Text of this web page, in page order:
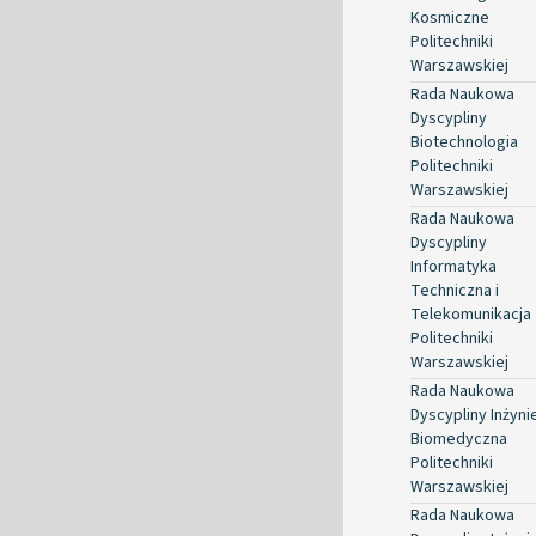
Kosmiczne
Politechniki
Warszawskiej
Rada Naukowa
Dyscypliny
Biotechnologia
Politechniki
Warszawskiej
Rada Naukowa
Dyscypliny
Informatyka
Techniczna i
Telekomunikacja
Politechniki
Warszawskiej
Rada Naukowa
Dyscypliny
Biomedyczna
Politechniki
Warszawskiej
Rada Naukowa